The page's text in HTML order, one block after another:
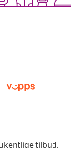
tilbud,